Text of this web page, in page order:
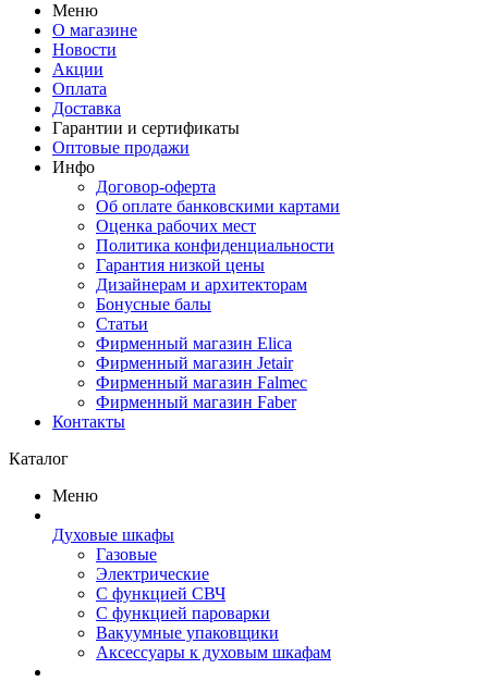
Меню
О магазине
Новости
Акции
Оплата
Доставка
Гарантии и сертификаты
Оптовые продажи
Инфо
Договор-оферта
Об оплате банковскими картами
Оценка рабочих мест
Политика конфиденциальности
Гарантия низкой цены
Дизайнерам и архитекторам
Бонусные балы
Статьи
Фирменный магазин Elica
Фирменный магазин Jetair
Фирменный магазин Falmec
Фирменный магазин Faber
Контакты
Каталог
Меню
Духовые шкафы
Газовые
Электрические
С функцией СВЧ
С функцией пароварки
Вакуумные упаковщики
Аксессуары к духовым шкафам